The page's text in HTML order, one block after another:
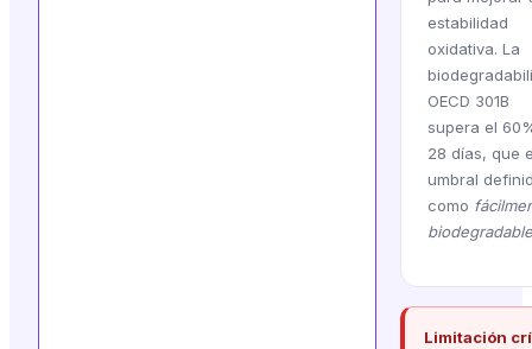
estabilidad
oxidativa. La
OECD 301B
supera el
28 días, que
umbral
como
biodegradable
Limitación